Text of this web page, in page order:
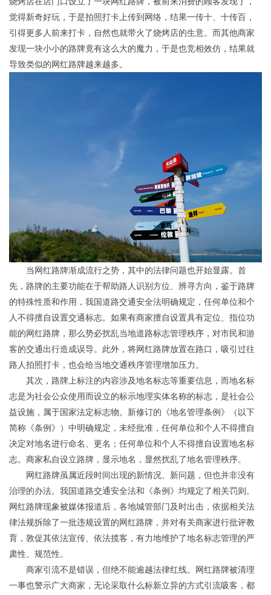
觉得新奇好玩，于是拍照打卡上传到网络，结果一传十、十传百，
引得更多人前来打卡，自然也就带火了烧烤店的生意。而其他商家
发现一块小小的路牌竟有这么大的魔力，于是也竞相效仿，结果就
导致类似的网红路牌越来越多。
当网红路牌渐成流行之势，其中的法律问题也开始显露。首
先，路牌的主要功能在于帮助路人识别方位、辨寻方向，鉴于路牌
的特殊性质和作用，我国道路交通安全法明确规定，任何单位和个
人不得擅自设置交通标志。如果有商家擅自设置具有定位、指位功
能的网红路牌，那么势必扰乱当地道路标志管理秩序，对市民和游
客的交通出行造成误导。此外，将网红路牌放置在路口，吸引过往
路人拍照打卡，也会给当地交通秩序管理增加压力。
其次，路牌上标注的内容涉及地名标志等重要信息，而地名标
志是为社会公众使用而设立的标示地理实体名称的标志，是社会公
益设施，属于国家法定标志物。新修订的《地名管理条例》（以下
简称《条例》）中明确规定，未经批准，任何单位和个人不得擅自
决定对地名进行命名、更名；任何单位和个人不得擅自设置地名标
志。商家私自设立路牌，显示地名，显然扰乱了地名管理秩序。
网红路牌虽属近段时间出现的新情况、新问题，但也并非没有
治理的办法。我国道路交通安全法和《条例》均规定了相关罚则。
网红路牌现象被媒体报道后，各地城管部门及时出击，依据相关法
律法规拆除了一批违规设置的网红路牌，并对有关商家进行批评教
育，敦促其依法宣传、依法揽客，有力地维护了地名标志管理的严
肃性、规范性。
商家引流不是错误，但绝不能逾越法律红线。网红路牌被清理
一事也警示广大商家，无论采取什么标新立异的方式引流吸客，都